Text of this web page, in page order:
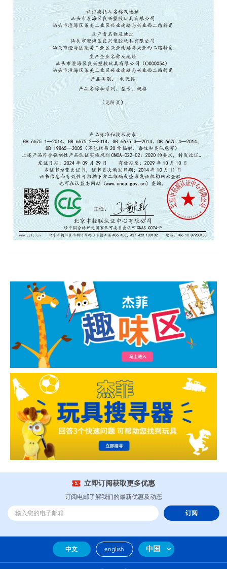
立即订阅获取更多优惠
订阅电邮了解我们的最新优惠及动态
订阅
中文 english 中国